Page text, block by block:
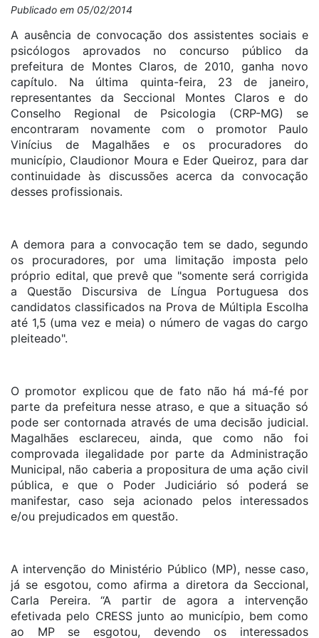
Publicado em 05/02/2014
A ausência de convocação dos assistentes sociais e
psicólogos aprovados no concurso público da
prefeitura de Montes Claros, de 2010, ganha novo
capítulo. Na última quinta-feira, 23 de janeiro,
representantes da Seccional Montes Claros e do
Conselho Regional de Psicologia (CRP-MG) se
encontraram novamente com o promotor Paulo
Vinícius de Magalhães e os procuradores do
município, Claudionor Moura e Eder Queiroz, para dar
continuidade às discussões acerca da convocação
desses profissionais.
A demora para a convocação tem se dado, segundo
os procuradores, por uma limitação imposta pelo
próprio edital, que prevê que "somente será corrigida
a Questão Discursiva de Língua Portuguesa dos
candidatos classificados na Prova de Múltipla Escolha
até 1,5 (uma vez e meia) o número de vagas do cargo
pleiteado".
O promotor explicou que de fato não há má-fé por
parte da prefeitura nesse atraso, e que a situação só
pode ser contornada através de uma decisão judicial.
Magalhães esclareceu, ainda, que como não foi
comprovada ilegalidade por parte da Administração
Municipal, não caberia a propositura de uma ação civil
pública, e que o Poder Judiciário só poderá se
manifestar, caso seja acionado pelos interessados
e/ou prejudicados em questão.
A intervenção do Ministério Público (MP), nesse caso,
já se esgotou, como afirma a diretora da Seccional,
Carla Pereira. “A partir de agora a intervenção
efetivada pelo CRESS junto ao município, bem como
ao MP se esgotou, devendo os interessados